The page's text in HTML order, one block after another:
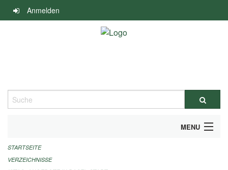
Navigation
überspringen
Anmelden
Suche
MENU
ALLGEMEINE INFORMATIONEN
STARTSEITE
VERZEICHNISSE